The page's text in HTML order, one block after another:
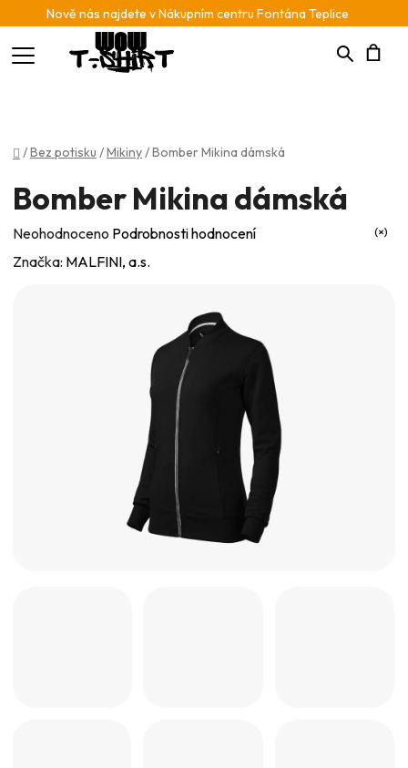
Nově nás najdete v Nákupním centru Fontána Teplice
Hledat
Domů
/Bez potisku /Mikiny/Bomber Mikina dámská
Bomber Mikina dámská
Průměrné
hodnocení
Neohodnoceno Podrobnosti hodnocení
Značka: MALFINI, a.s.